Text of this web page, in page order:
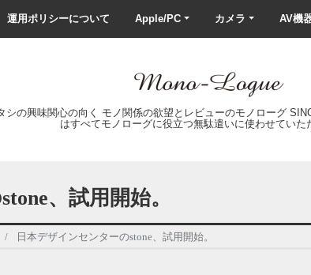
運用ポリシーについて Apple/PC カメラ AV機
シの興味関心の向く モノ関係の欲望とレビューのモノローグ
はすべてモノローグに役立つ無駄遣いに使わせていた
、試用開始。
日本デザインセンターのstone、試用開始。